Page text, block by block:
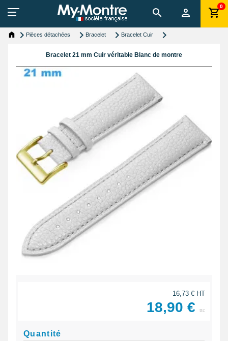
0
Pièces détachées Bracelet Bracelet Cuir
Bracelet 21 mm Cuir véritable Blanc de montre
16,73 € HT
18,90 € ttc
Quantité